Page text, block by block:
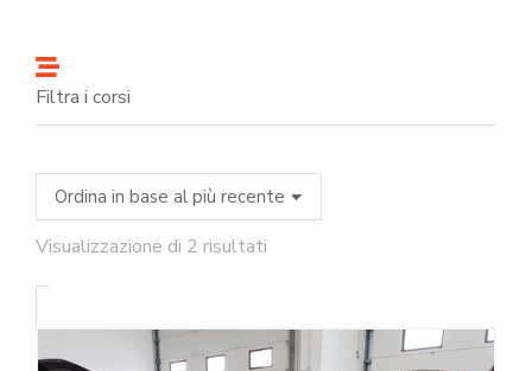
Filtra i corsi
Visualizzazione di 2 risultati